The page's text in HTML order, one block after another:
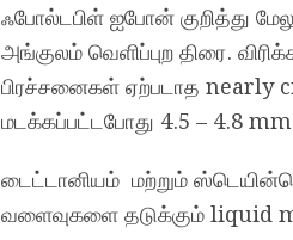
ஃபோல்டபிள் ஐபோன் குறித்து
அங்குலம் வெளிப்புற திரை.
பிரச்சனைகள் ஏற்படாத nearly
மடக்கப்பட்டபோது 4.5 – 4.8 mm
டைட்டானியம் மற்றும்
வளைவுகளை தடுக்கும் liquid